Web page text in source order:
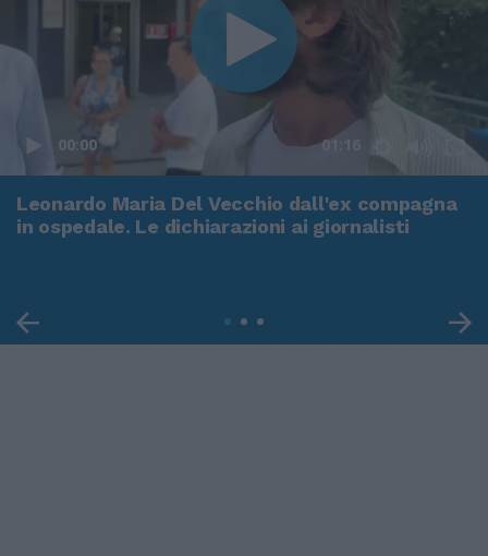
00:00 01:16
Leonardo Maria Del Vecchio dall'ex compagna
in ospedale. Le dichiarazioni ai giornalisti